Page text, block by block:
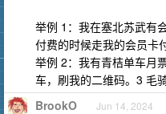
举例 1：我在塞北苏武有
付费的时候走我的会员卡
举例 2：我有青桔单车月
车，刷我的二维码。3 毛
BrookO Jun 14, 2024